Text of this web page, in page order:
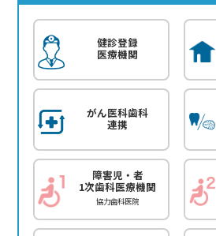
健診登録
医療機関
がん医科歯科
連携
障害児・者
1次歯科医療機関
協力歯科医院